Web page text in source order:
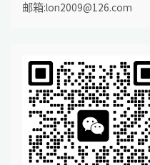
邮箱:lon2009@126.com